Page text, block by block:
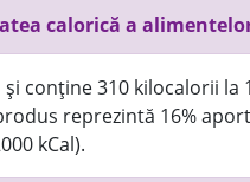
calorică a
conține 310 kilocalorii la
reprezintă 16%
kCal).